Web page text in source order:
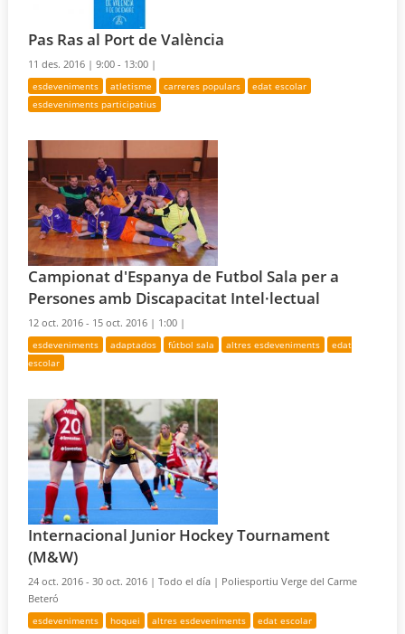
Pas Ras al Port de València
11 des. 2016 |9:00 - 13:00 |
esdeveniments atletisme carreres populars
edat escolar
esdeveniments participatius
Campionat d'Espanya de Futbol Sala per a
Persones amb Discapacitat Intel·lectual
12 oct. 2016 - 15 oct. 2016 | 1:00 |
esdeveniments adaptados fútbol sala altres esdeveniments
edat
escolar
Internacional Junior Hockey Tournament
(M&W)
24 oct. 2016 - 30 oct. 2016 |Todo el día | Poliesportiu Verge del Carme
Beteró
esdeveniments hoquei altres esdeveniments edat escolar